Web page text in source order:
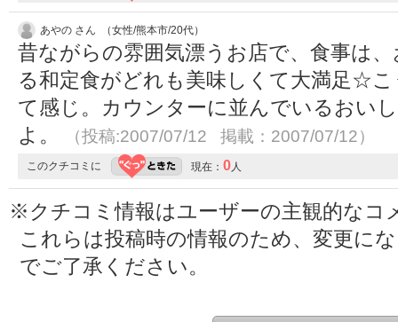
あやの さん （女性/熊本市/20代）
昔ながらの雰囲気漂うお店で、食事は
る和定食がどれも美味しくて大満足☆
て感じ。カウンターに並んでいるおい
よ。
（投稿:2007/07/12 掲載：2007/07/12）
このクチコミに 現在： 0 人
※クチコミ情報はユーザーの主観的なコ
これらは投稿時の情報のため、変更に
でご了承ください。